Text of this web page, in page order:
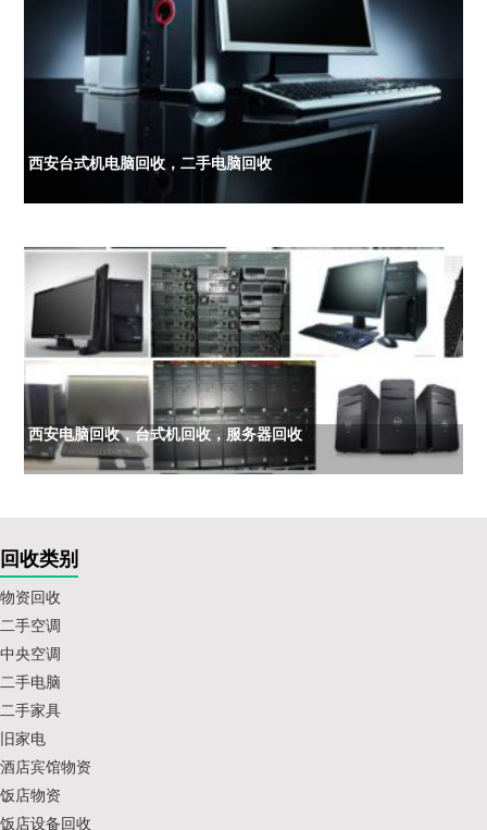
西安台式机电脑回收，二手电脑回收
西安电脑回收，台式机回收，服务器回收
回收类别
物资回收
二手空调
中央空调
二手电脑
二手家具
旧家电
酒店宾馆物资
饭店物资
饭店设备回收